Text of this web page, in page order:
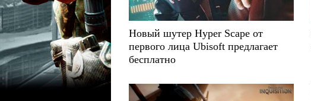
Новый шутер Hyper Scape от
первого лица Ubisoft предлагает
бесплатно